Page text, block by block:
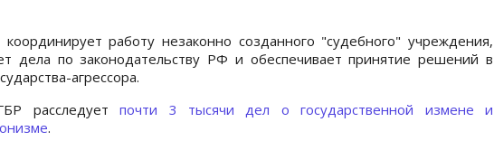
работу незаконно созданного "судебного" учреждения,
дела по законодательству РФ и обеспечивает принятие решений в
агрессора.
расследуетпочти 3 тысячи дел о государственной измене и
.